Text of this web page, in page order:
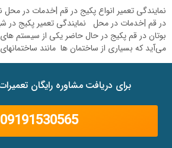
نمایندگی تعمیر انواع پکیج در قم |خدمات در محل
در قم |خدمات در محل نمایندگی تعمیر پکیج در
بوتان در قم پکیج در حال حاضر یکی از سیستم
می‌آید که بسیاری از ساختمان ها مانند
برای دریافت مشاوره رایگان
09191530565